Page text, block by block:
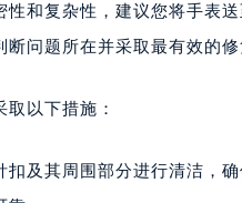
复杂性，建议您将手表送
问题所在并采取最有效的修
以下措施：
其周围部分进行清洁，确